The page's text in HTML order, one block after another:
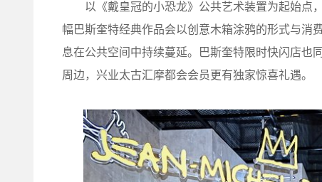
以《戴皇冠的小恐龙》公共艺术装置为起始点，
幅巴斯奎特经典作品会以创意木箱涂鸦的形式与消
息在公共空间中持续蔓延。巴斯奎特限时快闪店也
周边，兴业太古汇摩都会会员更有独家惊喜礼遇。